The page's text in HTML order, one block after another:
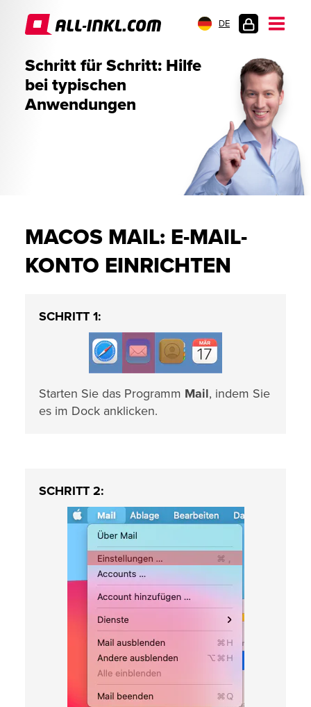
DE
Schritt für Schritt: Hilfe
bei typischen
Anwendungen
MACOS MAIL: E-MAIL-
KONTO EINRICHTEN
SCHRITT 1:
Starten Sie das Programm Mail, indem Sie
es im Dock anklicken.
SCHRITT 2: